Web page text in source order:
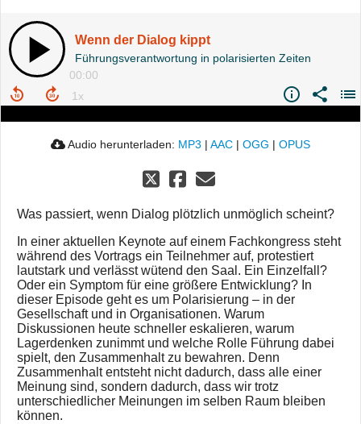
Wenn der Dialog kippt
Führungsverantwortung in polarisierten Zeiten
00:00
Audio herunterladen: MP3 | AAC | OGG | OPUS
Was passiert, wenn Dialog plötzlich unmöglich scheint?
In einer aktuellen Keynote auf einem Fachkongress steht
während des Vortrags ein Teilnehmer auf, protestiert
lautstark und verlässt wütend den Saal. Ein Einzelfall?
Oder ein Symptom für eine größere Entwicklung? In
dieser Episode geht es um Polarisierung – in der
Gesellschaft und in Organisationen. Warum
Diskussionen heute schneller eskalieren, warum
Lagerdenken zunimmt und welche Rolle Führung dabei
spielt, den Zusammenhalt zu bewahren. Denn
Zusammenhalt entsteht nicht dadurch, dass alle einer
Meinung sind, sondern dadurch, dass wir trotz
unterschiedlicher Meinungen im selben Raum bleiben
können.